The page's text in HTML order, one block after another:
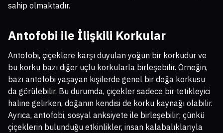
sahip olmaktadır.
Antofobi ile İlişkili Korkular
Antofobi, çiçeklere karşı duyulan yoğun bir korkudur ve
bu korku bazı diğer uçlu korkularla birleşebilir. Örneğin,
bazı antofobi yaşayan kişilerde genel bir doğa korkusu
da görülebilir. Bu durumda, çiçekler sadece bir tetikleyici
haline gelirken, doğanın kendisi de korku kaynağı olabilir.
Ayrıca, antofobi, sosyal anksiyete ile birleşebilir; çünkü
çiçeklerin bulunduğu etkinlikler, insan kalabalıklarıyla